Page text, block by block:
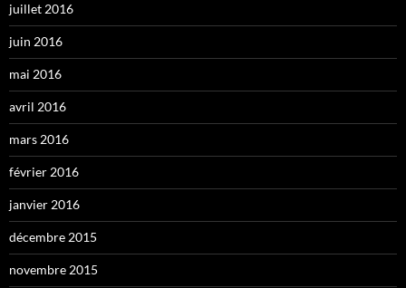
juillet 2016
juin 2016
mai 2016
avril 2016
mars 2016
février 2016
janvier 2016
décembre 2015
novembre 2015